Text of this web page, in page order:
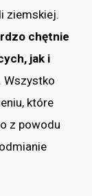
ziemskiej.
chętnie
jak i
Wszystko
które
z powodu